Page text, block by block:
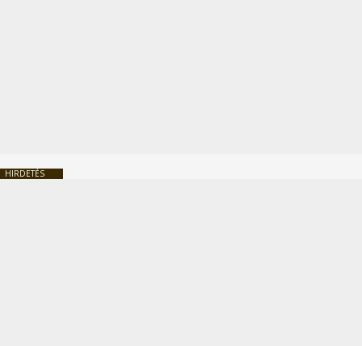
HIRDETÉS